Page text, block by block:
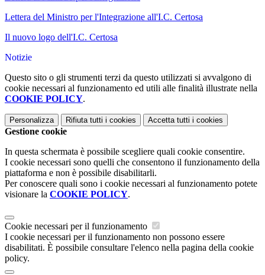
Lettera del Ministro per l'Integrazione all'I.C. Certosa
Il nuovo logo dell'I.C. Certosa
Notizie
Questo sito o gli strumenti terzi da questo utilizzati si avvalgono di
cookie necessari al funzionamento ed utili alle finalità illustrate nella
COOKIE POLICY.
Personalizza Rifiuta tutti i cookies Accetta tutti i cookies
Gestione cookie
In questa schermata è possibile scegliere quali cookie consentire.
I cookie necessari sono quelli che consentono il funzionamento della
piattaforma e non è possibile disabilitarli.
Per conoscere quali sono i cookie necessari al funzionamento potete
visionare la COOKIE POLICY.
Cookie necessari per il funzionamento
I cookie necessari per il funzionamento non possono essere
disabilitati. È possibile consultare l'elenco nella pagina della cookie
policy.